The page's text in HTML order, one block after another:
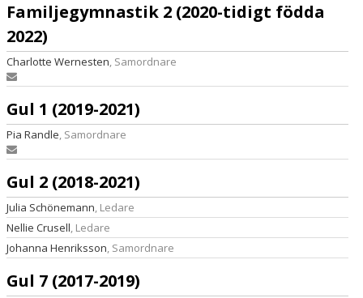
OM FÖRENINGEN
STÖTTA TURN
FÖR DIG SOM ÄR LEDARE
MAJVOLTEN
Familjegymnastik 2 (2020-tidigt födda
2022)
Charlotte Wernesten, Samordnare
Gul 1 (2019-2021)
Pia Randle, Samordnare
Gul 2 (2018-2021)
Julia Schönemann, Ledare
Nellie Crusell, Ledare
Johanna Henriksson, Samordnare
Gul 7 (2017-2019)